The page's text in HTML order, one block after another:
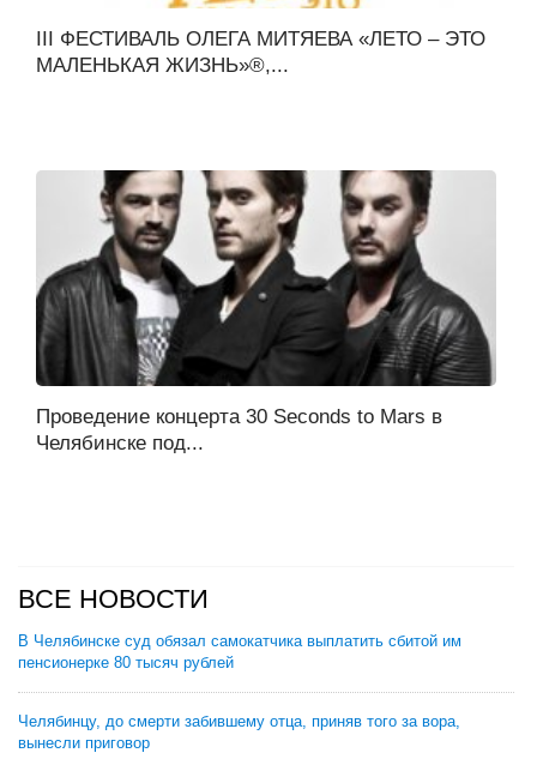
III ФЕСТИВАЛЬ ОЛЕГА МИТЯЕВА «ЛЕТО – ЭТО
МАЛЕНЬКАЯ ЖИЗНЬ»®,...
Проведение концерта 30 Seconds to Mars в
Челябинске под...
ВСЕ НОВОСТИ
В Челябинске суд обязал самокатчика выплатить сбитой им
пенсионерке 80 тысяч рублей
Челябинцу, до смерти забившему отца, приняв того за вора,
вынесли приговор